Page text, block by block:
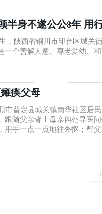
半身不遂公公8年 用
，陕西省铜川市印台区城关
一个善解人意、尊老爱幼、
痪父母
市普定县城关镇南华社区居
跟随父亲背上母亲四处寻医
用手一点一点地往外抠；帮